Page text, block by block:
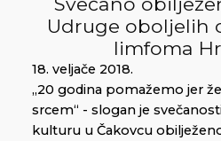
Udruge oboljelih
limfoma
18. veljače 2018.
„20 godina pomažemo jer
srcem“ - slogan je
kulturu u Čakovcu